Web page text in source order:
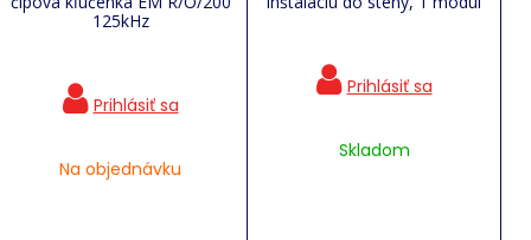
125kHz
Na objednávku
Skladom